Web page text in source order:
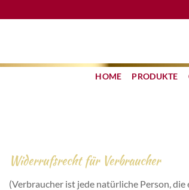
Inhalt
HOME PRODUKTE
Widerrufsrecht für Verbraucher
(Verbraucher ist jede natürliche Person,